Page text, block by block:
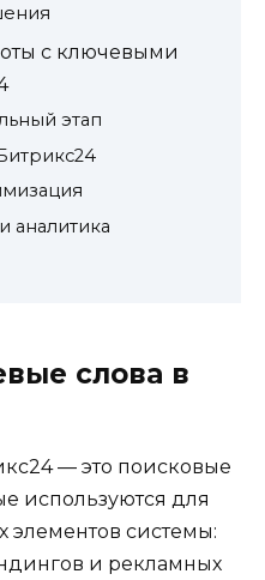
с ключевыми
этап
аналитика
слова в
— это поисковые
используются для
системы:
и рекламных